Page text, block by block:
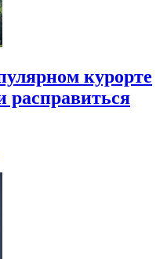
курорте
расправиться